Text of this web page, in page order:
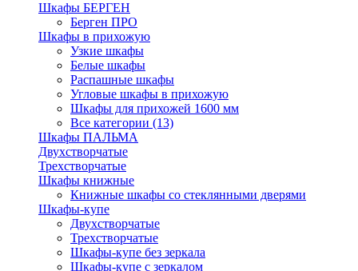
Шкафы БЕРГЕН
Берген ПРО
Шкафы в прихожую
Узкие шкафы
Белые шкафы
Распашные шкафы
Угловые шкафы в прихожую
Шкафы для прихожей 1600 мм
Все категории (13)
Шкафы ПАЛЬМА
Двухстворчатые
Трехстворчатые
Шкафы книжные
Книжные шкафы со стеклянными дверями
Шкафы-купе
Двухстворчатые
Трехстворчатые
Шкафы-купе без зеркала
Шкафы-купе с зеркалом